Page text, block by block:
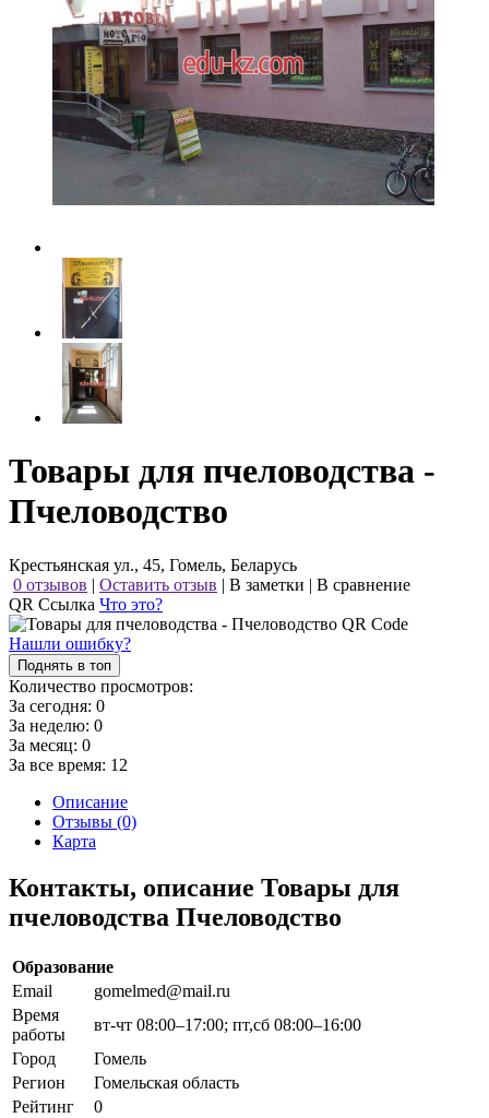
Товары для пчеловодства -
Пчеловодство
Крестьянская ул., 45, Гомель, Беларусь
0 отзывов | Оставить отзыв | В заметки | В сравнение
QR Ссылка Что это?
Нашли ошибку?
Поднять в топ
Количество просмотров:
За сегодня: 0
За неделю: 0
За месяц: 0
За все время: 12
Описание
Отзывы (0)
Карта
Контакты, описание Товары для
пчеловодства Пчеловодство
Образование
Email
gomelmed@mail.ru
Время
работы
вт-чт 08:00–17:00; пт,сб 08:00–16:00
Город
Гомель
Регион
Гомельская область
Рейтинг
0